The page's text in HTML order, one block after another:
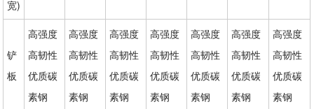
宽)
铲
板
高强度
高韧性
优质碳
素钢
高强度
高韧性
优质碳
素钢
高强度
高韧性
优质碳
素钢
高强度
高韧性
优质碳
素钢
高强度
高韧性
优质碳
素钢
高强度
高韧性
优质碳
素钢
高强度
高韧性
优质碳
素钢